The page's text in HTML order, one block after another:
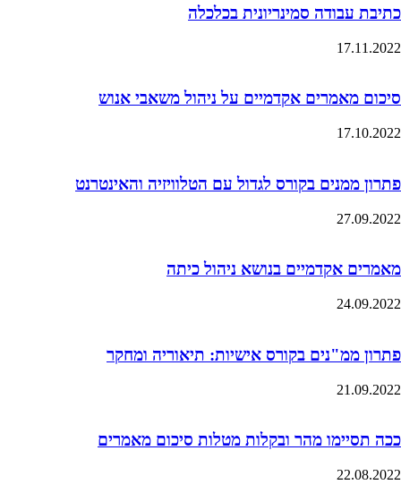
כתיבת עבודה סמינריונית בכלכלה
17.11.2022
סיכום מאמרים אקדמיים על ניהול משאבי אנוש
17.10.2022
פתרון ממנים בקורס לגדול עם הטלוויזיה והאינטרנט
27.09.2022
מאמרים אקדמיים בנושא ניהול כיתה
24.09.2022
פתרון ממ"נים בקורס אישיות: תיאוריה ומחקר
21.09.2022
ככה תסיימו מהר ובקלות מטלות סיכום מאמרים
22.08.2022